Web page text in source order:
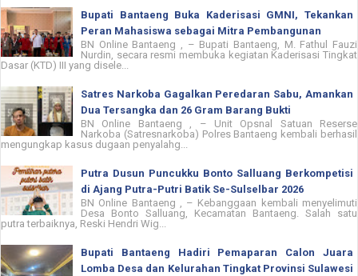
Bupati Bantaeng Buka Kaderisasi GMNI, Tekankan
Peran Mahasiswa sebagai Mitra Pembangunan
BN Online Bantaeng , – Bupati Bantaeng, M. Fathul Fauzi
Nurdin, secara resmi membuka kegiatan Kaderisasi Tingkat
Dasar (KTD) III yang disele...
Satres Narkoba Gagalkan Peredaran Sabu, Amankan
Dua Tersangka dan 26 Gram Barang Bukti
BN Online Bantaeng , – Unit Opsnal Satuan Reserse
Narkoba (Satresnarkoba) Polres Bantaeng kembali berhasil
mengungkap kasus dugaan penyalahg...
Putra Dusun Puncukku Bonto Salluang Berkompetisi
di Ajang Putra-Putri Batik Se-Sulselbar 2026
BN Online Bantaeng , – Kebanggaan kembali menyelimuti
Desa Bonto Salluang, Kecamatan Bantaeng. Salah satu
putra terbaiknya, Reski Hendri Wig...
Bupati Bantaeng Hadiri Pemaparan Calon Juara
Lomba Desa dan Kelurahan Tingkat Provinsi Sulawesi